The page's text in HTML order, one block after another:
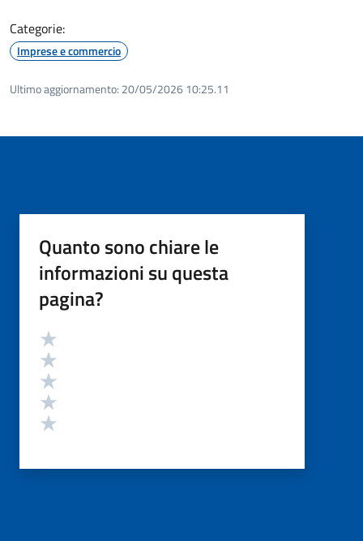
Categorie:
Imprese e commercio
Ultimo aggiornamento: 20/05/2026 10:25.11
Quanto sono chiare le
informazioni su questa
pagina?
Valutazione